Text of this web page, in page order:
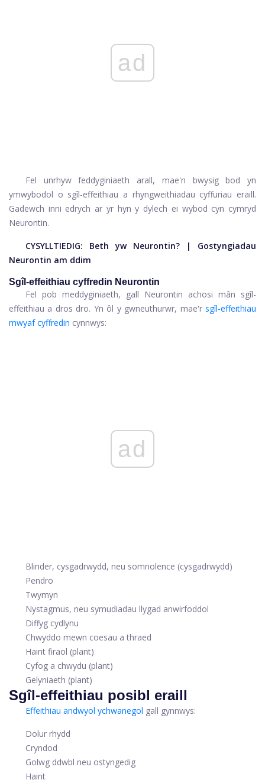
ad
Fel unrhyw feddyginiaeth arall, mae'n bwysig bod yn
ymwybodol o sgîl-effeithiau a rhyngweithiadau cyffuriau eraill.
Gadewch inni edrych ar yr hyn y dylech ei wybod cyn cymryd
Neurontin.
CYSYLLTIEDIG: Beth yw Neurontin? |
Gostyngiadau
Neurontin am ddim
Sgîl-effeithiau cyffredin Neurontin
Fel pob meddyginiaeth, gall Neurontin achosi mân sgîl-
effeithiau a dros dro. Yn ôl y gwneuthurwr, mae'r sgîl-effeithiau
mwyaf cyffredin cynnwys:
ad
Blinder, cysgadrwydd, neu somnolence (cysgadrwydd)
Pendro
Twymyn
Nystagmus, neu symudiadau llygad anwirfoddol
Diffyg cydlynu
Chwyddo mewn coesau a thraed
Haint firaol (plant)
Cyfog a chwydu (plant)
Gelyniaeth (plant)
Sgîl-effeithiau posibl eraill
Effeithiau andwyol ychwanegol gall gynnwys:
Dolur rhydd
Cryndod
Golwg ddwbl neu ostyngedig
Haint